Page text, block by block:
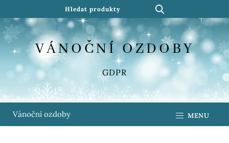
VÁNOČNÍ OZDOBY
GDPR
Vánoční ozdoby MENU